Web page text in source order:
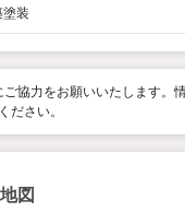
塗装
協力をお願いいたします。
ださい。
図